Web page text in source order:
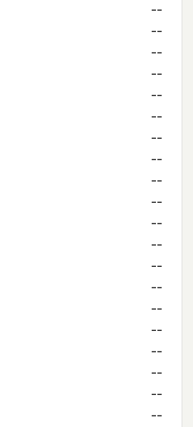
--
--
--
--
--
--
--
--
--
--
--
--
--
--
--
--
--
--
--
--